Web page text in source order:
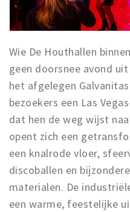
Bars
Hotels
Recreation
Shops
Shopping areas
Deals
Parking
Sign in
Wie De Houthallen
geen doorsnee avond
het afgelegen
bezoekers een Las
dat hen de weg wijst
opent zich een
een knalrode vloer,
discoballen en
materialen. De
een warme, feestelijke